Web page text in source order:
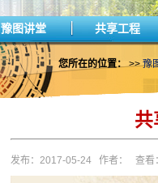
豫图讲堂 共享工程
您所在的位置：>>豫
共
发布：2017-05-24 作者： 查看